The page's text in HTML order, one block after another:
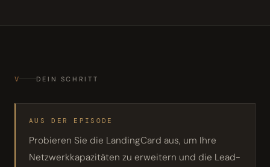
V DEIN SCHRITT
AUS DER EPISODE
Probieren Sie die LandingCard aus, um Ihre
Netzwerkkapazitäten zu erweitern und die Lead-